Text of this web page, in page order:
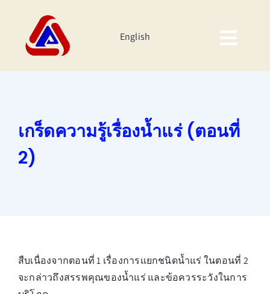
content
เกี่ยวกับเรา
ผลิตภัณฑ์
สาระน่ารู้
English
เกร็ดความรู้เรื่องน้ำแร่ (ตอนที่
2)
สืบเนื่องจากตอนที่ 1 เรื่องการแยกชนิดน้ำแร่ ในตอนที่ 2
จะกล่าวถึงสรรพคุณของน้ำแร่ และข้อควรระวังในการ